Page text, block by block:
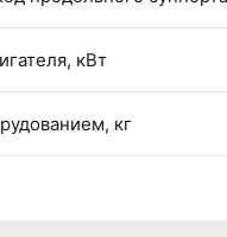
кВт
кг